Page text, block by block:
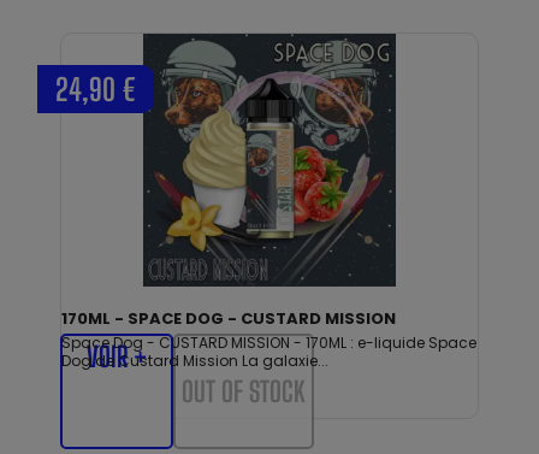
170ML - SPACE DOG - CUSTARD MISSION
Space Dog - CUSTARD MISSION - 170ML : e-liquide Space
Dog de Custard Mission La galaxie...
24,90 €
VOIR +
OUT OF STOCK